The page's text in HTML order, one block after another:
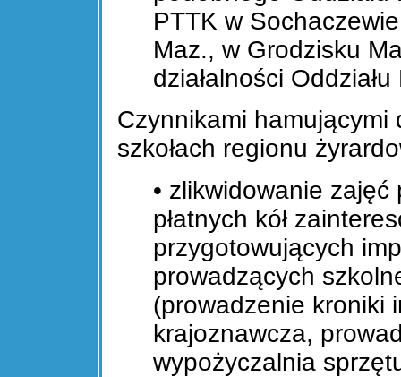
PTTK w
Maz., w Grodzisku
działalności
Czynnikami hamującymi
szkołach regionu
• zlikwidowanie
płatnych kół
przygotowujących
prowadzących
(prowadzenie kroniki
krajoznawcza,
wypożyczalnia